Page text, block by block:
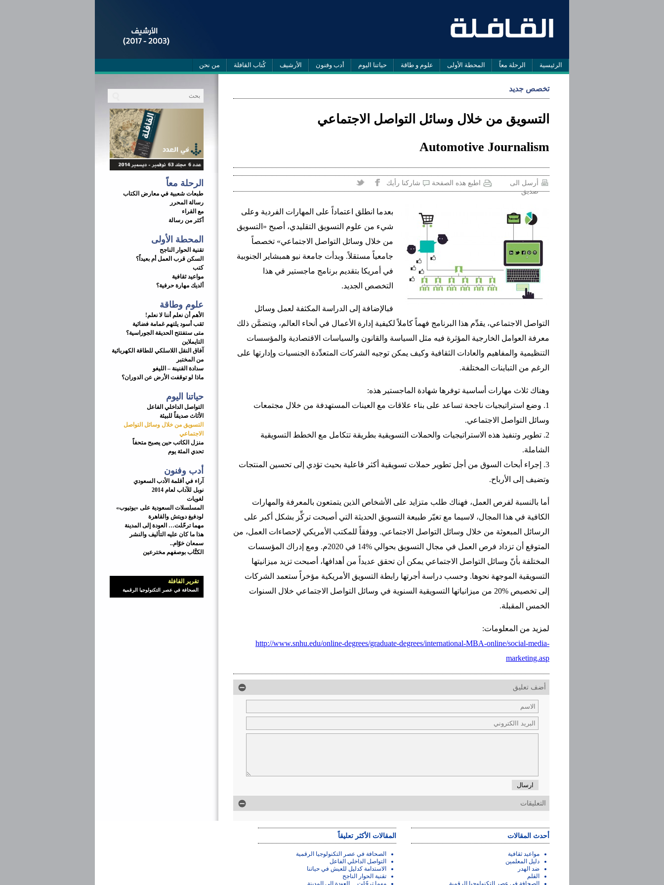
الرئيسية الرحلة معاً المحطة الأولى علوم و طاقة حياتنا اليوم أدب وفنون الأرشيف كُتاب القافلة من نحن
الرحلة معاً
طبعات شعبية في معارض الكتاب
رسالة المحرر
مع القراء
أكثر من رسالة
المحطة الأولى
تقنية الحوار الناجح
السكن قرب العمل أم بعيداً؟
كتب
مواعيد ثقافية
ألديك مهارة حرفية؟
علوم وطاقة
الأهم أن نعلم أننا لا نعلم!
ثقب أسود يلتهم غمامة فضائية
متى ستفتتح الحديقة الجوراسية؟
التايملاين
آفاق النقل اللاسلكي للطاقة الكهربائية
من المختبر
سدادة القنينة – الليغو
ماذا لو توقفت الأرض عن الدوران؟
حياتنا اليوم
التواصل الداخلي الفاعل
الأثاث صديقاً للبيئة
التسويق من خلال وسائل التواصل
الاجتماعي
منزل الكاتب حين يصبح متحفاً
تحدي المئة يوم
أدب وفنون
آراء في أقلمة الأدب السعودي
نوبل للآداب لعام 2014
لغويات
المسلسلات السعودية على «يوتيوب»
لودفيغ دويتش والقاهرة
مهما ترحّلت… العودة إلى المدينة
هذا ما كان عليه التأليف والنشر
سمعان خوّام..
الكتَّاب بوصفهم مخترعين
تقرير القافلة
الصحافة في عصر التكنولوجيا الرقمية
تخصص جديد
التسويق من خلال وسائل التواصل الاجتماعي
Automotive Journalism
أرسل الى
صديق
اطبع هذه الصفحة شاركنا رأيك
بعدما انطلق اعتماداً على المهارات الفردية وعلى
شيء من علوم التسويق التقليدي، أصبح «التسويق
من خلال وسائل التواصل الاجتماعي» تخصصاً
جامعياً مستقلاً. وبدأت جامعة نيو همبشاير الجنوبية
في أمريكا بتقديم برنامج ماجستير في هذا
التخصص الجديد.
فبالإضافة إلى الدراسة المكثفة لعمل وسائل
التواصل الاجتماعي، يقدِّم هذا البرنامج فهماً كاملاً لكيفية إدارة الأعمال في أنحاء العالم، ويتضمَّن ذلك
معرفة العوامل الخارجية المؤثرة فيه مثل السياسة والقانون والسياسات الاقتصادية والمؤسسات
التنظيمية والمفاهيم والعادات الثقافية وكيف يمكن توجيه الشركات المتعدِّدة الجنسيات وإدارتها على
الرغم من التباينات المختلفة.
وهناك ثلاث مهارات أساسية توفرها شهادة الماجستير هذه:
1. وضع استراتيجيات ناجحة تساعد على بناء علاقات مع العينات المستهدفة من خلال مجتمعات
وسائل التواصل الاجتماعي.
2. تطوير وتنفيذ هذه الاستراتيجيات والحملات التسويقية بطريقة تتكامل مع الخطط التسويقية
الشاملة.
3. إجراء أبحاث السوق من أجل تطوير حملات تسويقية أكثر فاعلية بحيث تؤدي إلى تحسين المنتجات
وتضيف إلى الأرباح.
أما بالنسبة لفرص العمل، فهناك طلب متزايد على الأشخاص الذين يتمتعون بالمعرفة والمهارات
الكافية في هذا المجال، لاسيما مع تغيّر طبيعة التسويق الحديثة التي أصبحت تركِّز بشكل أكبر على
الرسائل المبعوثة من خلال وسائل التواصل الاجتماعي. ووفقاً للمكتب الأمريكي لإحصاءات العمل، من
المتوقع أن تزداد فرص العمل في مجال التسويق بحوالي %14 في 2020م. ومع إدراك المؤسسات
المختلفة بأنّ وسائل التواصل الاجتماعي يمكن أن تحقق عديداً من أهدافها، أصبحت تزيد ميزانيتها
التسويقية الموجهة نحوها. وحسب دراسة أجرتها رابطة التسويق الأمريكية مؤخراً ستعمد الشركات
إلى تخصيص %20 من ميزانياتها التسويقية السنوية في وسائل التواصل الاجتماعي خلال السنوات
الخمس المقبلة.
لمزيد من المعلومات:
http://www.snhu.edu/online-degrees/graduate-degrees/international-MBA-online/social-media-
marketing.asp
أضف تعليق
ارسال
التعليقات
أحدث المقالات
مواعيد ثقافية
دليل المعلمين
ضد الهدر
القلم
الصحافة في عصر التكنولوجيا الرقمية
المقالات الأكثر تعليقاً
الصحافة في عصر التكنولوجيا الرقمية
التواصل الداخلي الفاعل
الاستدامة كدليل للعيش في حياتنا
تقنية الحوار الناجح
مهما ترحّلت… العودة إلى المدينة